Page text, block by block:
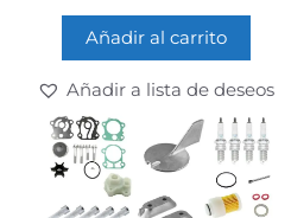
Añadir al carrito
Añadir a lista de deseos